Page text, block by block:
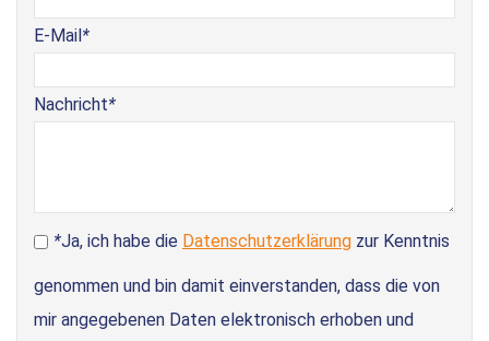
E-Mail*
Nachricht*
*Ja, ich habe die Datenschutzerklärung zur Kenntnis
genommen und bin damit einverstanden, dass die von
mir angegebenen Daten elektronisch erhoben und